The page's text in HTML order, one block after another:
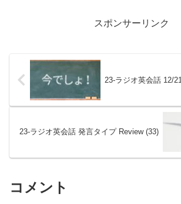
スポンサーリンク
23-ラジオ英会話 12/21
23-ラジオ英会話 発言タイプ Review (33)
コメント